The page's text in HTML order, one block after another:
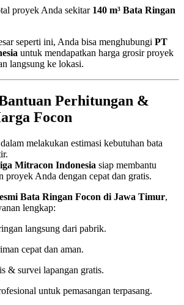
proyek Anda sekitar 140 m³ Bata Ringan
seperti ini, Anda bisa menghubungi PT
untuk mendapatkan harga grosir proyek
langsung ke lokasi.
Perhitungan &
Focon
melakukan estimasi kebutuhan bata
Mitracon Indonesia siap membantu
proyek Anda dengan cepat dan gratis.
Bata Ringan Focon di Jawa Timur,
lengkap:
langsung dari pabrik.
cepat dan aman.
& survei lapangan gratis.
untuk pemasangan terpasang.